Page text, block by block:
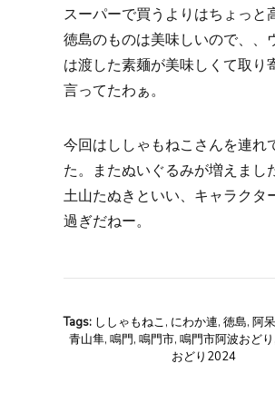
スーパーで買うよりはちょっと
徳島のものは美味しいので、、
は渡した素麺が美味しくて取り
言ってたわぁ。
今回はししゃもねこさんを連れ
た。またぬいぐるみが増えま
土山たぬきといい、キャラクタ
過ぎだねー。
Tags: ししゃもねこ, にわか連, 徳島, 阿呆
青山隼, 鳴門, 鳴門市, 鳴門市阿波おどり
おどり2024